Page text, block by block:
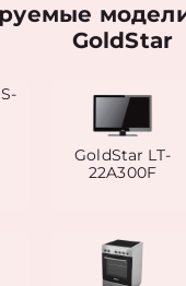
GoldStar
GoldStar LT-
22A300F